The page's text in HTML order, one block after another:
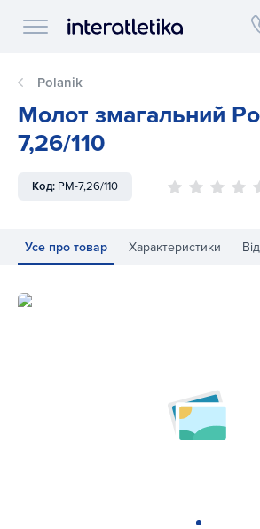
Interatletika
Polanik
Молот змагальний
7,26/110
Код: PM-7,26/110
Усе про товар Характеристики
Молот змагальний Polanik PM-7,26/110